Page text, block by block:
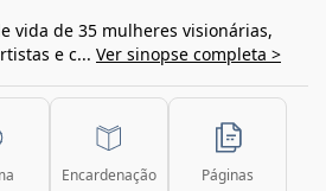
vida de 35 mulheres visionárias,
e c... Ver sinopse completa >
Encardenação Páginas